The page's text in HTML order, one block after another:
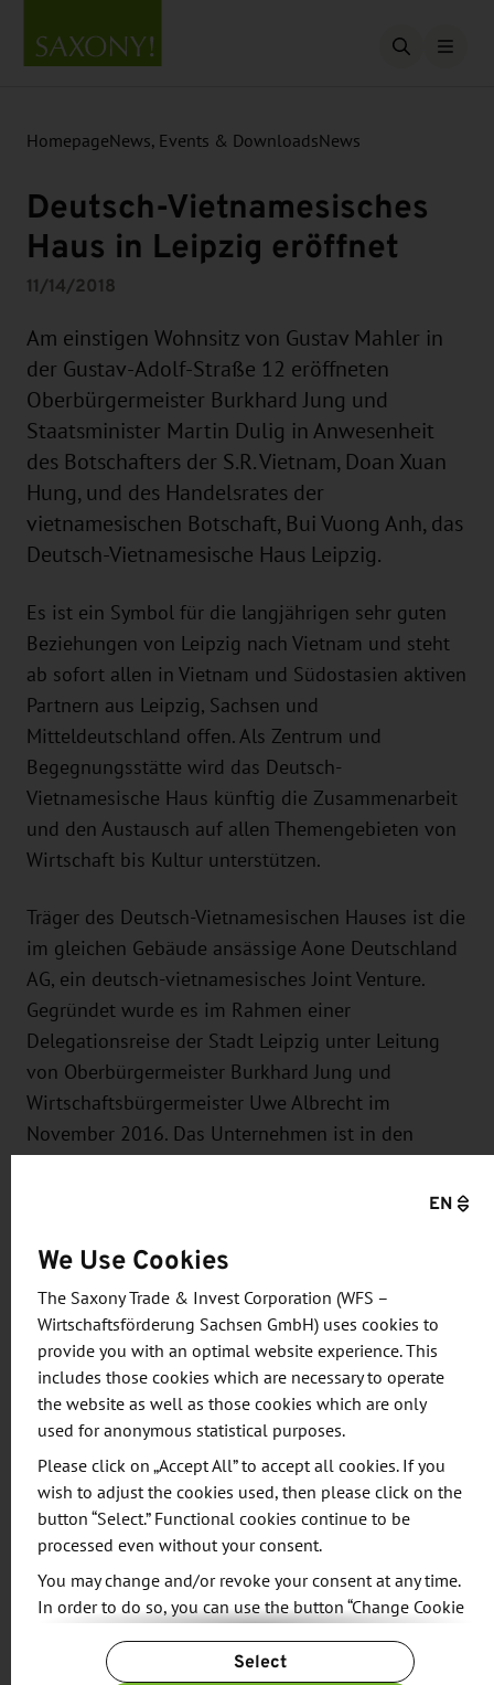
Open
HomepageNews, Events & DownloadsNews
Deutsch-Vietnamesisches
Haus in Leipzig eröffnet
11/14/2018
Am einstigen Wohnsitz von Gustav Mahler in
der Gustav-Adolf-Straße 12 eröffneten
Oberbürgermeister Burkhard Jung und
Staatsminister Martin Dulig in Anwesenheit
des Botschafters der S.R. Vietnam, Doan Xuan
Hung, und des Handelsrates der
vietnamesischen Botschaft, Bui Vuong Anh, das
Deutsch-Vietnamesische Haus Leipzig.
Es ist ein Symbol für die langjährigen sehr guten
Beziehungen von Leipzig nach Vietnam und steht
ab sofort allen in Vietnam und Südostasien aktiven
Partnern aus Leipzig, Sachsen und
Mitteldeutschland offen. Als Zentrum und
Begegnungsstätte wird das Deutsch-
Vietnamesische Haus künftig die Zusammenarbeit
und den Austausch auf allen Themengebieten von
Wirtschaft bis Kultur unterstützen.
Träger des Deutsch-Vietnamesischen Hauses ist die
im gleichen Gebäude ansässige Aone Deutschland
AG, ein deutsch-vietnamesisches Joint Venture.
Gegründet wurde es im Rahmen einer
Delegationsreise der Stadt Leipzig unter Leitung
von Oberbürgermeister Burkhard Jung und
Wirtschaftsbürgermeister Uwe Albrecht im
November 2016. Das Unternehmen ist in den
Zusammenarbeit zwischen Leipzig und Vietnam: Im
April 2015 konnte die Zusammenarbeit Leipzigs
mit der größten vietnamesischen Metropole, Ho-
Chi-Minh-Stadt, durch die Unterzeichnung eines
Memorandum of Understandings (MoU) erneuert
und intensiviert werden. Im Dezember 2018 wird
eine weitere Delegationsreise der Stadt Leipzig
unter Leitung des Ersten Bürgermeisters, Torsten
Wirtschaftsförderung die Städte Hanoi und Ho-Chi-
Minh-Stadt besuchen.
EN
We Use Cookies
The Saxony Trade & Invest Corporation (WFS –
Wirtschaftsförderung Sachsen GmbH) uses cookies to
provide you with an optimal website experience. This
includes those cookies which are necessary to operate
the website as well as those cookies which are only
used for anonymous statistical purposes.
Please click on „Accept All” to accept all cookies. If you
wish to adjust the cookies used, then please click on the
button “Select.” Functional cookies continue to be
processed even without your consent.
You may change and/or revoke your consent at any time.
In order to do so, you can use the button “Change Cookie
For more information, please see our
Privacy Policy.
Select